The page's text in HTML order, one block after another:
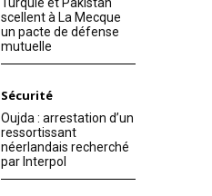
scellent à La Mecque
un pacte de défense
mutuelle
Sécurité
Oujda : arrestation d’un
ressortissant
néerlandais recherché
par Interpol